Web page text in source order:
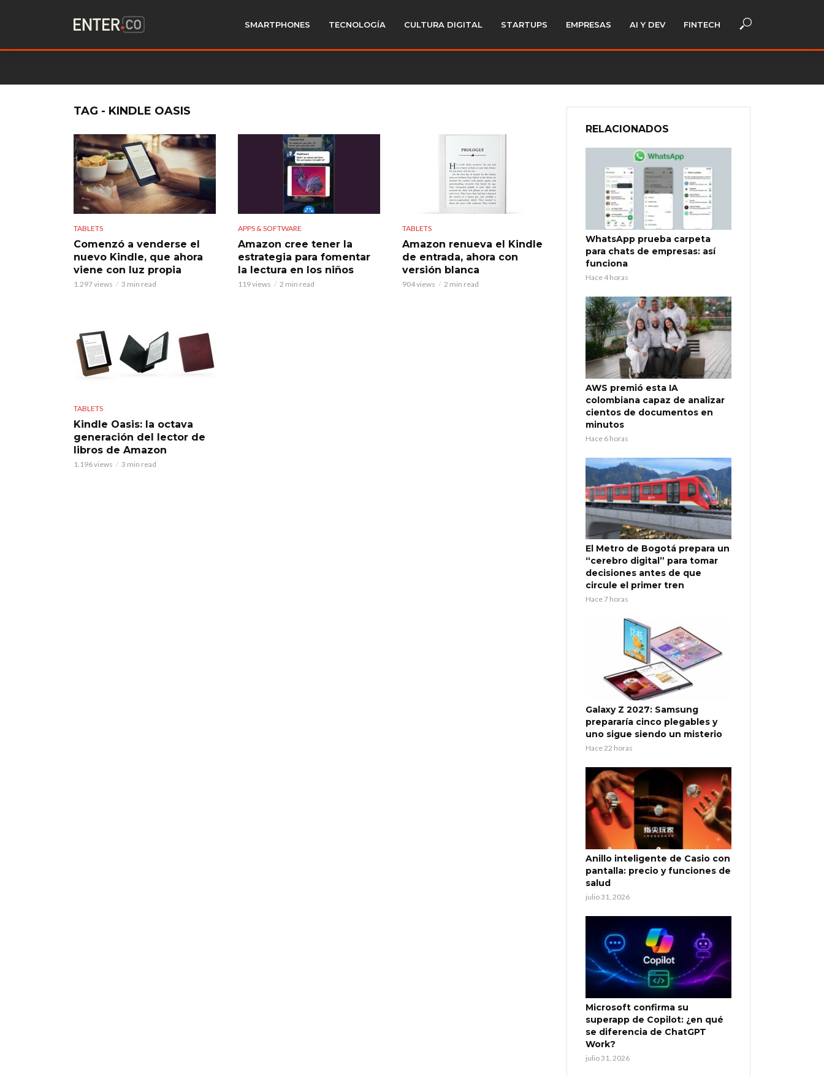
SMARTPHONES TECNOLOGÍA CULTURA DIGITAL STARTUPS EMPRESAS AI Y DEV FINTECH
TAG - KINDLE OASIS
TABLETS
Comenzó a venderse el
nuevo Kindle, que ahora
viene con luz propia
1.297 views 3 min read
APPS & SOFTWARE
Amazon cree tener la
estrategia para fomentar
la lectura en los niños
119 views 2 min read
TABLETS
Amazon renueva el Kindle
de entrada, ahora con
versión blanca
904 views 2 min read
TABLETS
Kindle Oasis: la octava
generación del lector de
libros de Amazon
1.196 views 3 min read
RELACIONADOS
WhatsApp prueba carpeta
para chats de empresas: así
funciona
Hace 4 horas
AWS premió esta IA
colombiana capaz de analizar
cientos de documentos en
minutos
Hace 6 horas
El Metro de Bogotá prepara un
“cerebro digital” para tomar
decisiones antes de que
circule el primer tren
Hace 7 horas
Galaxy Z 2027: Samsung
prepararía cinco plegables y
uno sigue siendo un misterio
Hace 22 horas
Anillo inteligente de Casio con
pantalla: precio y funciones de
salud
julio 31, 2026
Microsoft confirma su
superapp de Copilot: ¿en qué
se diferencia de ChatGPT
Work?
julio 31, 2026